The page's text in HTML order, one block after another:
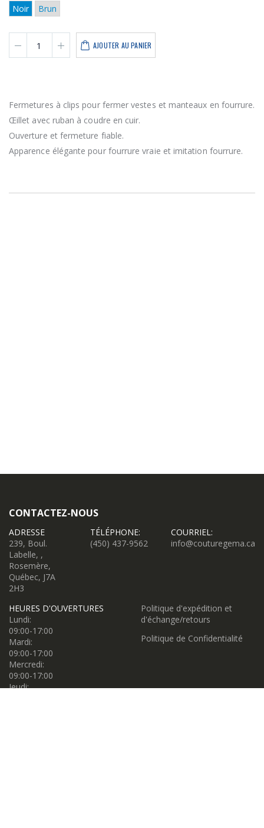
Noir
Brun
AJOUTER AU PANIER
Fermetures à clips pour fermer vestes et manteaux en fourrure.
Œillet avec ruban à coudre en cuir.
Ouverture et fermeture fiable.
Apparence élégante pour fourrure vraie et imitation fourrure.
CONTACTEZ-NOUS
ADRESSE
239, Boul.
Labelle, ,
Rosemère,
Québec, J7A
2H3
TÉLÉPHONE:
(450) 437-9562
COURRIEL:
info@couturegema.ca
HEURES D'OUVERTURES
Lundi:
09:00-17:00
Mardi:
09:00-17:00
Mercredi:
09:00-17:00
Jeudi:
Politique d'expédition et
d'échange/retours
Politique de Confidentialité